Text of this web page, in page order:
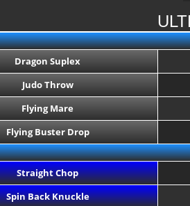
Dragon Suplex
Judo Throw
Flying Mare
Flying Buster Drop
Straight Chop
Spin Back Knuckle